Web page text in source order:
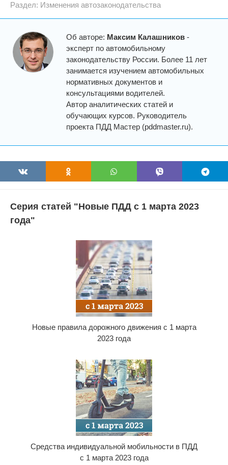
Раздел: Изменения автозаконодательства
Об авторе: Максим Калашников -
эксперт по автомобильному
законодательству России. Более 11 лет
занимается изучением автомобильных
нормативных документов и
консультациями водителей.
Автор аналитических статей и
обучающих курсов. Руководитель
проекта ПДД Мастер (pddmaster.ru).
Серия статей "Новые ПДД с 1 марта 2023
года"
Новые правила дорожного движения с 1 марта
2023 года
Средства индивидуальной мобильности в ПДД
с 1 марта 2023 года